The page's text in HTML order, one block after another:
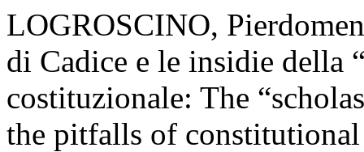
LOGROSCINO,
di Cadice e le insidie della
costituzionale: The
the pitfalls of